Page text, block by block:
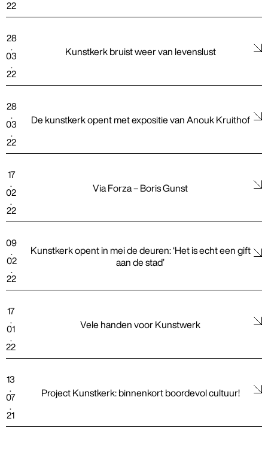
22
28
03
22
Kunstkerk bruist weer van levenslust
28
03
22
De kunstkerk opent met expositie van Anouk Kruithof
17
02
22
Via Forza – Boris Gunst
09
02
22
Kunstkerk opent in mei de deuren: ‘Het is echt een gift
aan de stad’
17
01
22
Vele handen voor Kunstwerk
13
07
21
Project Kunstkerk: binnenkort boordevol cultuur!